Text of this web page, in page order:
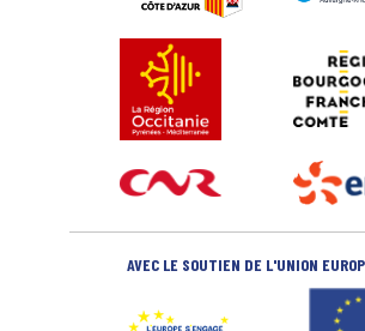
AVEC LE SOUTIEN DE L'UNION